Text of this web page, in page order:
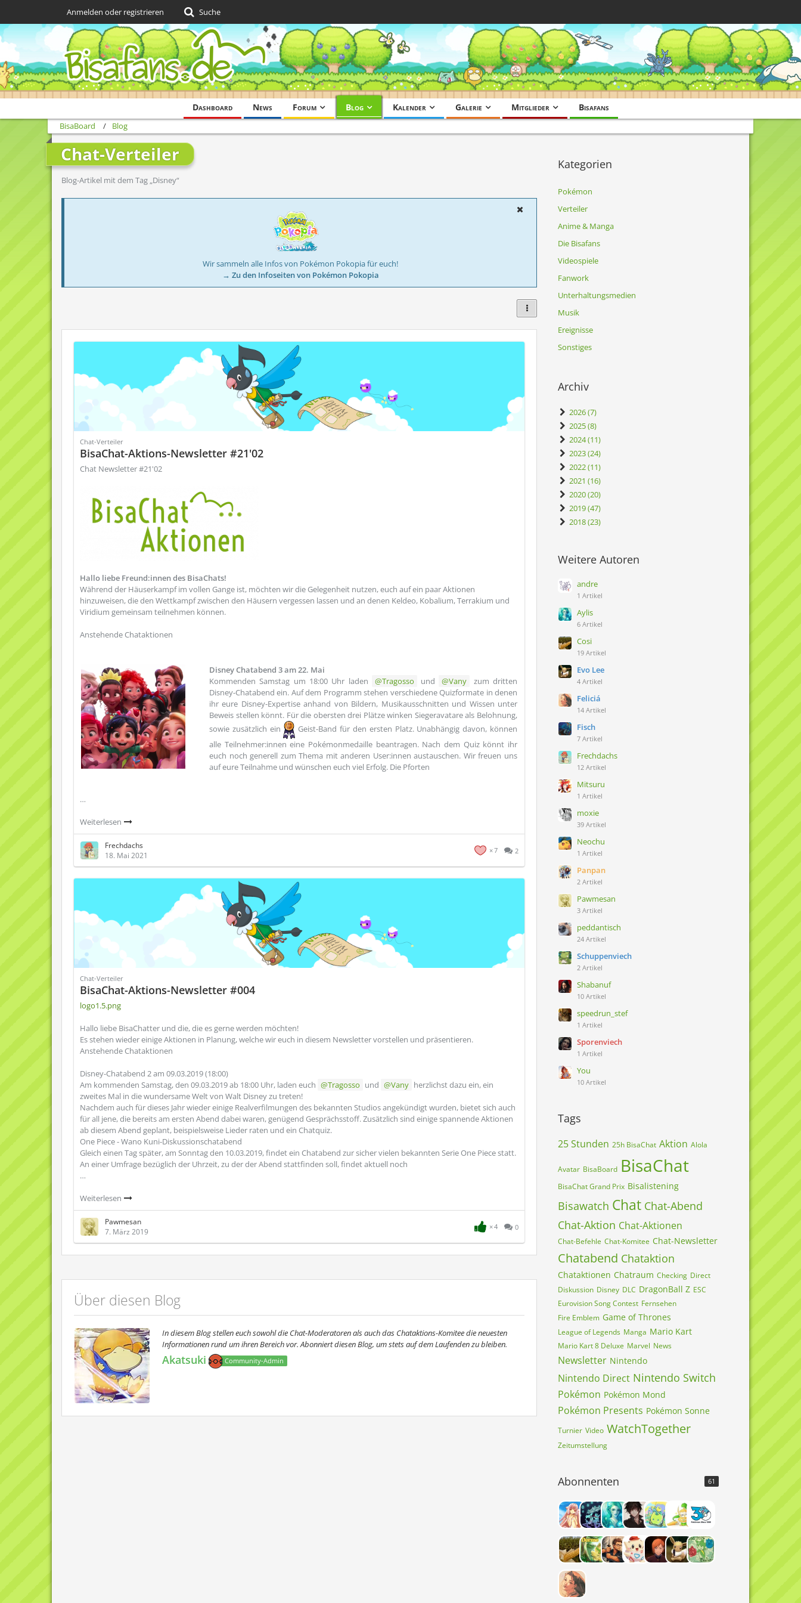
Dashboard News Forum Blog Kalender Galerie Mitglieder Bisafans
Anmelden oder registrieren Suche
BisaBoard Blog
Chat-Verteiler
Blog-Artikel mit dem Tag „Disney“
Wir sammeln alle Infos von Pokémon Pokopia für euch!
→ Zu den Infoseiten von Pokémon Pokopia
Chat-Verteiler
BisaChat-Aktions-Newsletter #21'02
Chat Newsletter #21'02
Hallo liebe Freund:innen des BisaChats!
Während der Häuserkampf im vollen Gange ist, möchten wir die Gelegenheit nutzen, euch auf ein paar Aktionen
hinzuweisen, die den Wettkampf zwischen den Häusern vergessen lassen und an denen Keldeo, Kobalium, Terrakium und
Viridium gemeinsam teilnehmen können.
Anstehende Chataktionen
Disney Chatabend 3 am 22. Mai
Kommenden Samstag um 18:00 Uhr laden
Tragosso und Vany
zum dritten
Disney-Chatabend ein. Auf dem Programm stehen verschiedene Quizformate in denen
ihr eure Disney-Expertise anhand von Bildern, Musikausschnitten und Wissen unter
Beweis stellen könnt. Für die obersten drei Plätze winken Siegeravatare als Belohnung,
sowie zusätzlich ein
Geist-Band für den ersten Platz. Unabhängig davon, können
alle Teilnehmer:innen eine Pokémonmedaille beantragen. Nach dem Quiz könnt ihr
euch noch generell zum Thema mit anderen User:innen austauschen. Wir freuen uns
auf eure Teilnahme und wünschen euch viel Erfolg. Die Pforten
…
Weiterlesen
Frechdachs
18. Mai 2021
7 2
Chat-Verteiler
BisaChat-Aktions-Newsletter #004
logo1.5.png
Hallo liebe BisaChatter und die, die es gerne werden möchten!
Es stehen wieder einige Aktionen in Planung, welche wir euch in diesem Newsletter vorstellen und präsentieren.
Anstehende Chataktionen
Disney-Chatabend 2 am 09.03.2019 (18:00)
Am kommenden Samstag, den 09.03.2019 ab 18:00 Uhr, laden euch
Tragosso und Vany herzlichst dazu ein, ein
zweites Mal in die wundersame Welt von Walt Disney zu treten!
Nachdem auch für dieses Jahr wieder einige Realverfilmungen des bekannten Studios angekündigt wurden, bietet sich auch
für all jene, die bereits am ersten Abend dabei waren, genügend Gesprächsstoff. Zusätzlich sind einige spannende Aktionen
ab diesem Abend geplant, beispielsweise Lieder raten und ein Chatquiz.
One Piece - Wano Kuni-Diskussionschatabend
Gleich einen Tag später, am Sonntag den 10.03.2019, findet ein Chatabend zur sicher vielen bekannten Serie One Piece statt.
An einer Umfrage bezüglich der Uhrzeit, zu der der Abend stattfinden soll, findet aktuell noch
…
Weiterlesen
Pawmesan
7. März 2019
4 0
Über diesen Blog
In diesem Blog stellen euch sowohl die Chat-Moderatoren als auch das Chataktions-Komitee die neuesten
Informationen rund um ihren Bereich vor. Abonniert diesen Blog, um stets auf dem Laufenden zu bleiben.
Akatsuki Community-Admin
Kategorien
Pokémon
Verteiler
Anime & Manga
Die Bisafans
Videospiele
Fanwork
Unterhaltungsmedien
Musik
Ereignisse
Sonstiges
Archiv
2026 (7)
2025 (8)
2024 (11)
2023 (24)
2022 (11)
2021 (16)
2020 (20)
2019 (47)
2018 (23)
Weitere Autoren
andre
1 Artikel
Aylis
6 Artikel
Cosi
19 Artikel
Evo Lee
4 Artikel
Feliciá
14 Artikel
Fisch
7 Artikel
Frechdachs
12 Artikel
Mitsuru
1 Artikel
moxie
39 Artikel
Neochu
1 Artikel
Panpan
2 Artikel
Pawmesan
3 Artikel
peddantisch
24 Artikel
Schuppenviech
2 Artikel
Shabanuf
10 Artikel
speedrun_stef
1 Artikel
Sporenviech
1 Artikel
You
10 Artikel
Tags
25 Stunden 25h BisaChat Aktion Alola
Avatar BisaBoard BisaChat
BisaChat Grand Prix Bisalistening
Bisawatch Chat Chat-Abend
Chat-Aktion Chat-Aktionen
Chat-Befehle Chat-Komitee Chat-Newsletter
Chatabend Chataktion
Chataktionen Chatraum Checking Direct
Diskussion Disney DLC DragonBall Z ESC
Eurovision Song Contest Fernsehen
Fire Emblem Game of Thrones
League of Legends Manga Mario Kart
Mario Kart 8 Deluxe Marvel News
Newsletter Nintendo
Nintendo Direct Nintendo Switch
Pokémon Pokémon Mond
Pokémon Presents Pokémon Sonne
Turnier Video WatchTogether
Zeitumstellung
Abonnenten 61